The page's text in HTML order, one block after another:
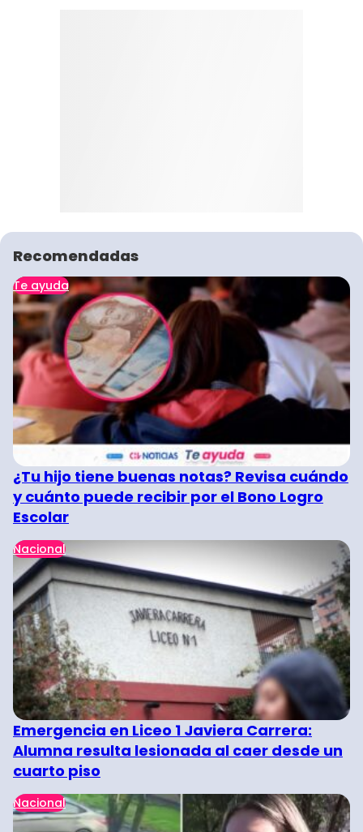
Recomendadas
Te ayuda
¿Tu hijo tiene buenas notas? Revisa cuándo
y cuánto puede recibir por el Bono Logro
Escolar
Nacional
Emergencia en Liceo 1 Javiera Carrera:
Alumna resulta lesionada al caer desde un
cuarto piso
Nacional